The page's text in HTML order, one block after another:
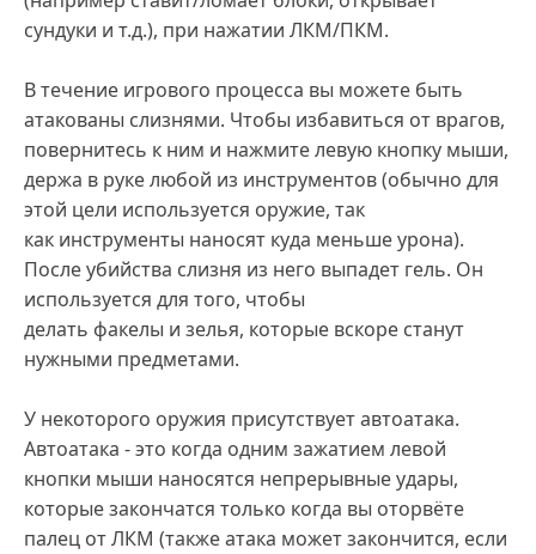
сундуки и т.д.), при нажатии ЛКМ/ПКМ.
В течение игрового процесса вы можете быть
атакованы слизнями. Чтобы избавиться от врагов,
повернитесь к ним и нажмите левую кнопку мыши,
держа в руке любой из инструментов (обычно для
этой цели используется оружие, так
как инструменты наносят куда меньше урона).
После убийства слизня из него выпадет гель. Он
используется для того, чтобы
делать факелы и зелья, которые вскоре станут
нужными предметами.
У некоторого оружия присутствует автоатака.
Автоатака - это когда одним зажатием левой
кнопки мыши наносятся непрерывные удары,
которые закончатся только когда вы оторвёте
палец от ЛКМ (также атака может закончится, если